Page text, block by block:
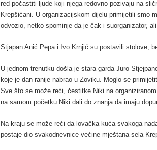
red počastiti ljude koji njega redovno pozivaju na
Krepšićani. U organizacijskom dijelu primijetili smo
odvozio, netko spominje da je čak i suorganizator,
Stjapan Anić Pepa i Ivo Krnjić su postavili stolove,
U jednom trenutku došla je stara garda Juro
koje je dan ranije nabrao u Zoviku. Moglo se
Sve što se može reći, čestitke Niki na
na samom početku Niki dali do znanja da imaju
Na kraju se može reći da lovačka kuća svakoga
postaje dio svakodnevnice većine mještana sela